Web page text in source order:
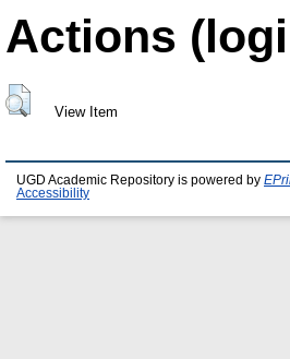
Actions
View Item
UGD Academic Repository is powered by
Accessibility